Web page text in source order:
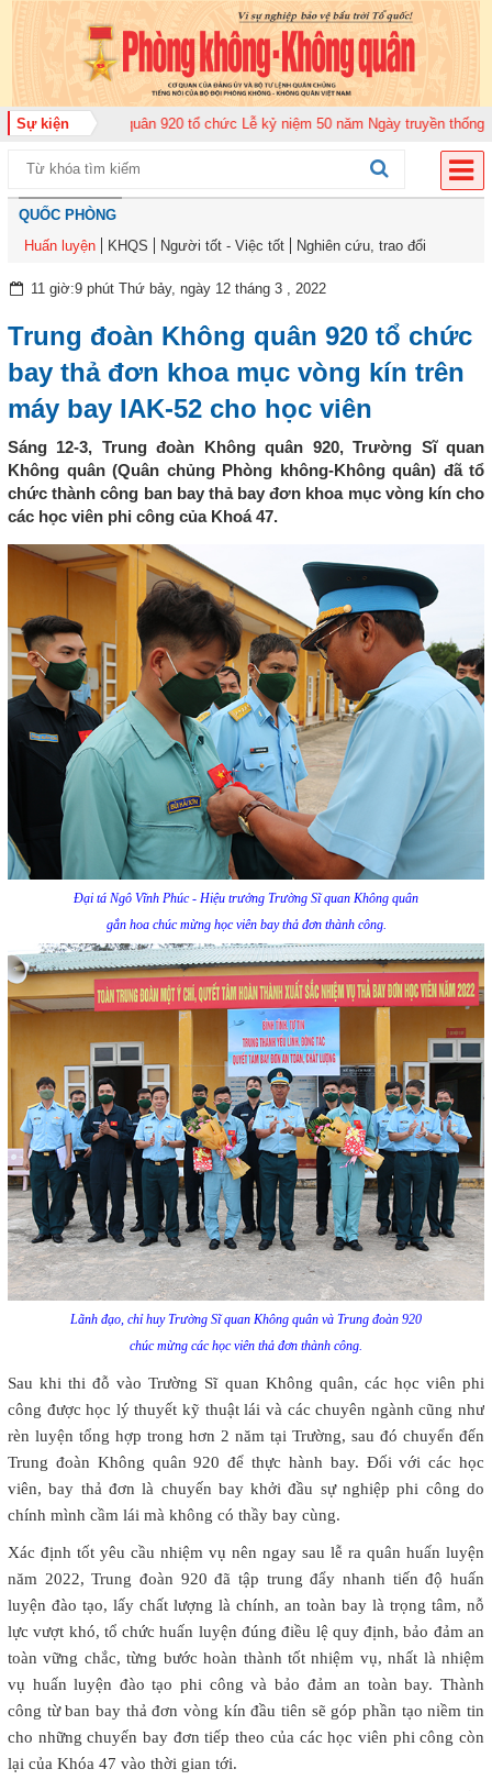
Sự kiện
đoàn Không quân 920 tổ chức Lễ kỷ niệm 50 năm Ngày truyền thống (12-
QUỐC PHÒNG
Huấn luyện
KHQS Người tốt - Việc tốt Nghiên cứu, trao đổi
11 giờ:9 phút Thứ bảy, ngày 12 tháng 3 , 2022
Trung đoàn Không quân 920 tổ chức
bay thả đơn khoa mục vòng kín trên
máy bay IAK-52 cho học viên
Sáng 12-3, Trung đoàn Không quân 920, Trường Sĩ quan
Không quân (Quân chủng Phòng không-Không quân) đã tổ
chức thành công ban bay thả bay đơn khoa mục vòng kín cho
các học viên phi công của Khoá 47.
Đại tá Ngô Vĩnh Phúc - Hiệu trưởng Trường Sĩ quan Không quân
gắn hoa chúc mừng học viên bay thả đơn thành công.
Lãnh đạo, chỉ huy Trường Sĩ quan Không quân và Trung đoàn 920
chúc mừng các học viên thả đơn thành công.
Sau khi thi đỗ vào Trường Sĩ quan Không quân, các học viên phi
công được học lý thuyết kỹ thuật lái và các chuyên ngành cũng như
rèn luyện tổng hợp trong hơn 2 năm tại Trường, sau đó chuyển đến
Trung đoàn Không quân 920 để thực hành bay. Đối với các học
viên, bay thả đơn là chuyến bay khởi đầu sự nghiệp phi công do
chính mình cầm lái mà không có thầy bay cùng.
Xác định tốt yêu cầu nhiệm vụ nên ngay sau lễ ra quân huấn luyện
năm 2022, Trung đoàn 920 đã tập trung đẩy nhanh tiến độ huấn
luyện đào tạo, lấy chất lượng là chính, an toàn bay là trọng tâm, nỗ
lực vượt khó, tổ chức huấn luyện đúng điều lệ quy định, bảo đảm an
toàn vững chắc, từng bước hoàn thành tốt nhiệm vụ, nhất là nhiệm
vụ huấn luyện đào tạo phi công và bảo đảm an toàn bay. Thành
công từ ban bay thả đơn vòng kín đầu tiên sẽ góp phần tạo niềm tin
cho những chuyến bay đơn tiếp theo của các học viên phi công còn
lại của Khóa 47 vào thời gian tới.